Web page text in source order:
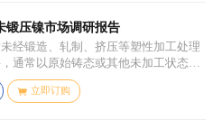
得到脂肪酸盐，再经过酸化、酯化等
甘油与油酸结合，并引入 PCA 基团，
甘油油酸酯。
锻压镍市场调研报告
经锻造、轧制、挤压等塑性加工处理
通常以原始铸态或其他未加工状态存
、锭状、粒状或其他铸造成型的原始
保留铸造过程中形成的粗糙纹理或缺
立即订购